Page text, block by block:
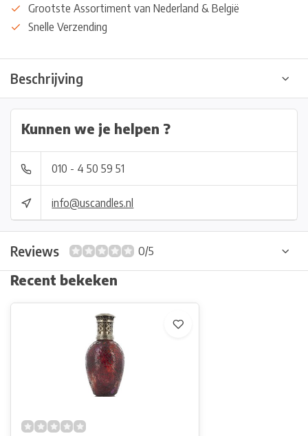
Grootste Assortiment van Nederland & België
Snelle Verzending
Beschrijving
Kunnen we je helpen ?
010 - 4 50 59 51
info@uscandles.nl
Reviews 0/5
Recent bekeken